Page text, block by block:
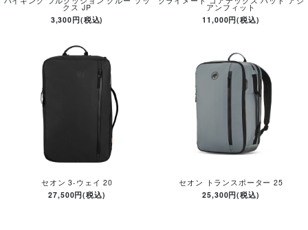
クス JP
3,300円(税込)
アンフィット
11,000円(税込)
セオン 3-ウェイ 20
27,500円(税込)
セオン トランスポーター 25
25,300円(税込)